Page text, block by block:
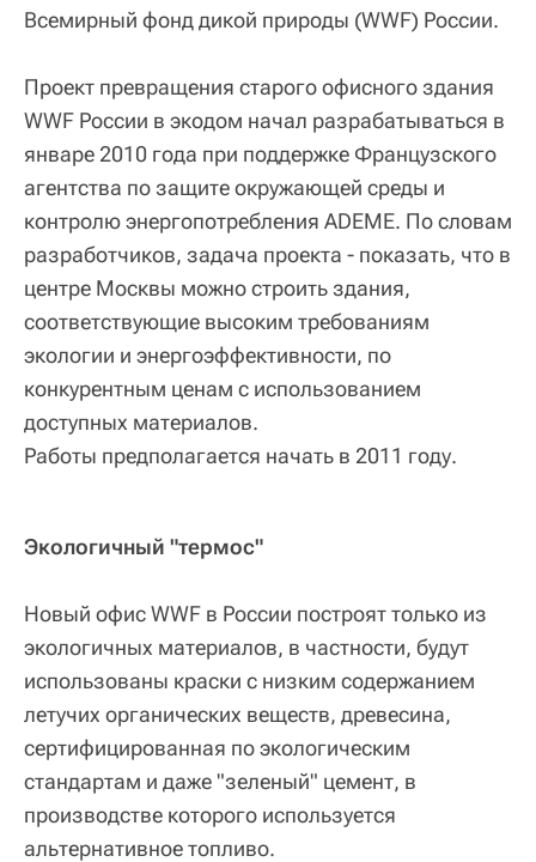
Всемирный фонд дикой природы (WWF) России.
Проект превращения старого офисного здания
WWF России в экодом начал разрабатываться в
январе 2010 года при поддержке Французского
агентства по защите окружающей среды и
контролю энергопотребления ADEME. По словам
разработчиков, задача проекта - показать, что в
центре Москвы можно строить здания,
соответствующие высоким требованиям
экологии и энергоэффективности, по
конкурентным ценам с использованием
доступных материалов.
Работы предполагается начать в 2011 году.
Экологичный "термос"
Новый офис WWF в России построят только из
экологичных материалов, в частности, будут
использованы краски с низким содержанием
летучих органических веществ, древесина,
сертифицированная по экологическим
стандартам и даже "зеленый" цемент, в
производстве которого используется
альтернативное топливо.